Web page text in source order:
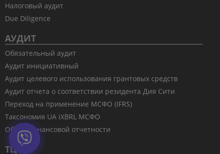
Налоговый аудит
Due Diligence
АУДИТ
Обязательный аудит
Аудит инициативный
Аудит целевого использования грантовых средств
Аудит отчета о соответствии резидента Дия Сити
Переход на применение МСФО (IFRS)
Таксономия UA iXBRL МСФО
Обзор финансовой отчетности
ТЦО